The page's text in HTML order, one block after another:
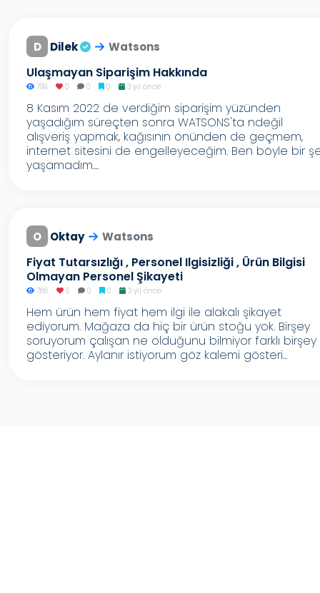
D Dilek Watsons
Ulaşmayan Siparişim Hakkında
799 0 0 0 3 yıl önce
8 Kasım 2022 de verdiğim siparişim yüzünden
yaşadığım süreçten sonra WATSONS'ta ndeğil
alışveriş yapmak, kağısının önünden de geçmem,
internet sitesini de engelleyeceğim. Ben böyle bir
yaşamadım....
O Oktay Watsons
Fiyat Tutarsızlığı , Personel Ilgisizliği , Ürün Bilgisi
Olmayan Personel Şikayeti
786 0 0 0 3 yıl önce
Hem ürün hem fiyat hem ilgi ile alakalı şikayet
ediyorum. Mağaza da hiç bir ürün stoğu yok. Birşey
soruyorum çalışan ne olduğunu bilmiyor farklı birşey
gösteriyor. Aylanır istiyorum göz kalemi gösteri...